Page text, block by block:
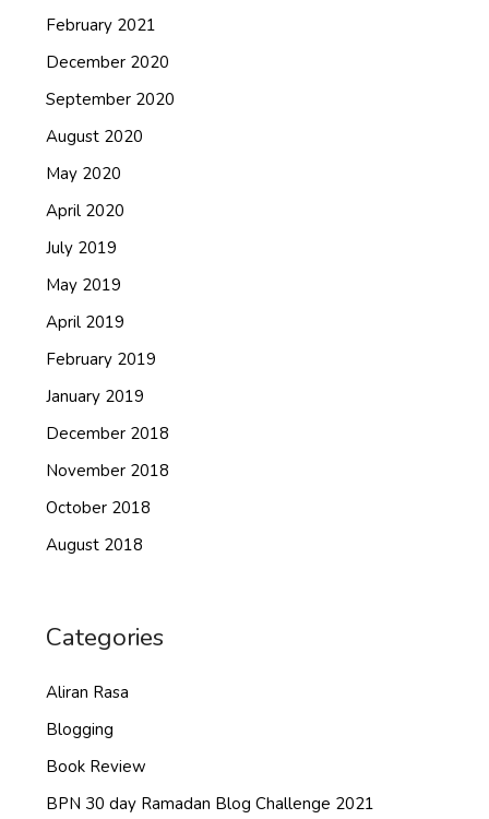
February 2021
December 2020
September 2020
August 2020
May 2020
April 2020
July 2019
May 2019
April 2019
February 2019
January 2019
December 2018
November 2018
October 2018
August 2018
Categories
Aliran Rasa
Blogging
Book Review
BPN 30 day Ramadan Blog Challenge 2021